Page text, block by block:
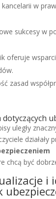
w
sukcesy w
oferuje
zasad
uległy
działały
chcą być
i